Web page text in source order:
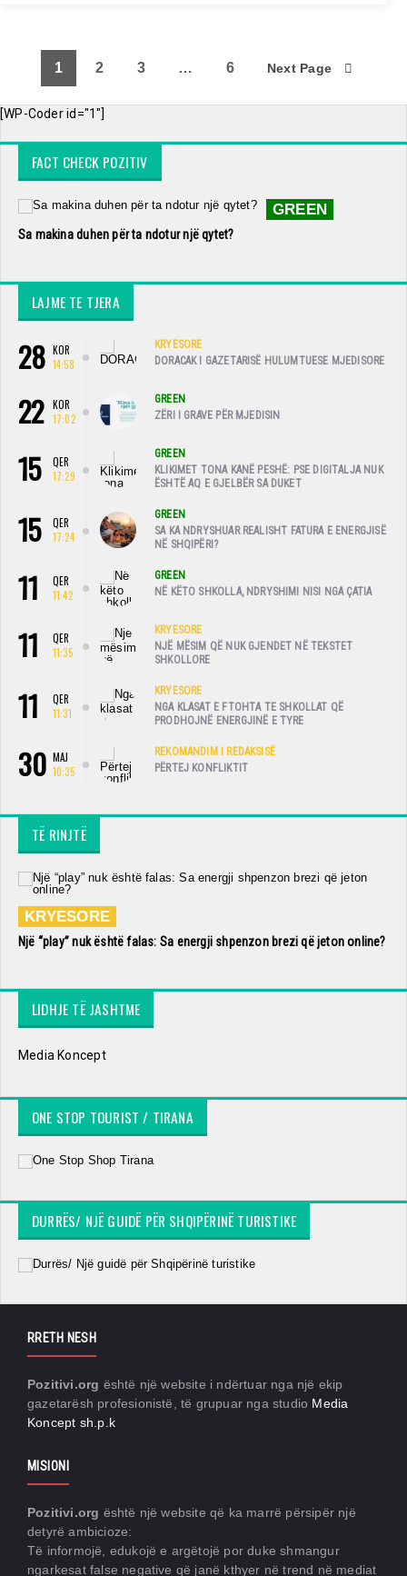
1 2 3 … 6 Next Page
[WP-Coder id="1"]
FACT CHECK POZITIV
GREEN
Sa makina duhen për ta ndotur një qytet?
LAJME TE TJERA
28 KOR
14:58
KRYESORE
DORACAK I GAZETARISË HULUMTUESE MJEDISORE
22
KOR
17:02
GREEN
ZËRI I GRAVE PËR MJEDISIN
15
QER
17:29
GREEN
KLIKIMET TONA KANË PESHË: PSE DIGITALJA NUK
ËSHTË AQ E GJELBËR SA DUKET
15
QER
17:24
GREEN
SA KA NDRYSHUAR REALISHT FATURA E ENERGJISË
NË SHQIPËRI?
11
QER
11:42
GREEN
NË KËTO SHKOLLA, NDRYSHIMI NISI NGA ÇATIA
11
QER
11:35
KRYESORE
NJË MËSIM QË NUK GJENDET NË TEKSTET
SHKOLLORE
11
QER
11:31
KRYESORE
NGA KLASAT E FTOHTA TE SHKOLLAT QË
PRODHOJNË ENERGJINË E TYRE
30 MAJ
10:35
REKOMANDIM I REDAKSISË
PËRTEJ KONFLIKTIT
TË RINJTË
KRYESORE
Një “play” nuk është falas: Sa energji shpenzon brezi që jeton online?
LIDHJE TË JASHTME
Media Koncept
ONE STOP TOURIST / TIRANA
DURRËS/ NJË GUIDË PËR SHQIPËRINË TURISTIKE
RRETH NESH
Pozitivi.org është një website i ndërtuar nga një ekip
gazetarësh profesionistë, të grupuar nga studio Media
Koncept sh.p.k
MISIONI
Pozitivi.org është një website që ka marrë përsipër një
detyrë ambicioze:
Të informojë, edukojë e argëtojë por duke shmangur
ngarkesat false negative që janë kthyer në trend në mediat